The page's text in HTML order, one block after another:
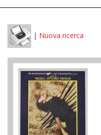
| Nuova ricerca